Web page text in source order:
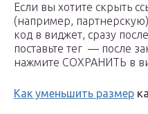
Если вы хотите скрыть
(например,
код в виджет, сразу
поставьте тег — после
нажмите СОХРАНИТЬ в
Как уменьшить размер